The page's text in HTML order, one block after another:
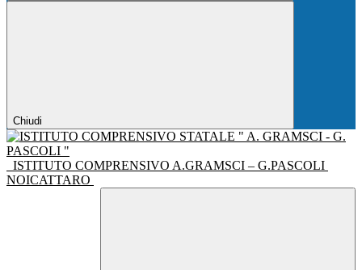
Chiudi
ISTITUTO COMPRENSIVO A.GRAMSCI – G.PASCOLI
NOICATTARO